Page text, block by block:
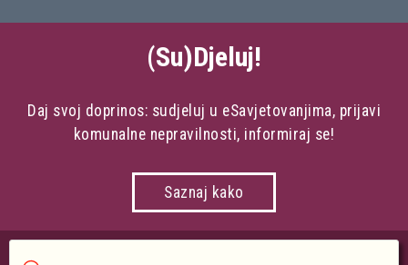
(Su)Djeluj!
Daj svoj doprinos: sudjeluj u eSavjetovanjima, prijavi
komunalne nepravilnosti, informiraj se!
Saznaj kako